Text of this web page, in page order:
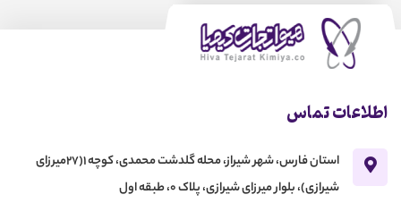
اطلاعات تماس
استان فارس، شهر شیراز، محله گلدشت محمدی، کوچه 1(27میرزای
شیرازی)، بلوار میرزای شیرازی، پلاک 0، طبقه اول